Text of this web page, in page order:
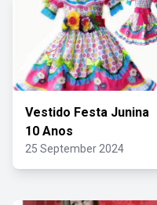
Vestido Festa Junina
10 Anos
25 September 2024